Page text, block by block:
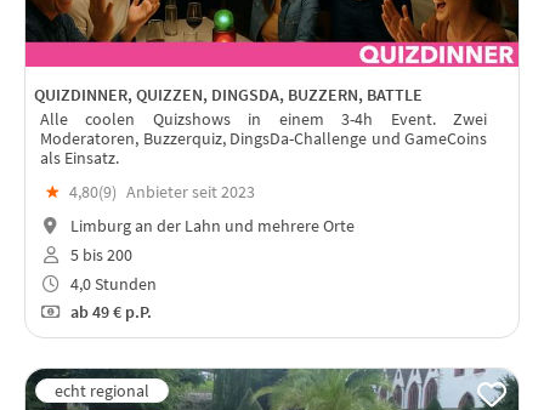
QUIZDINNER, QUIZZEN, DINGSDA, BUZZERN, BATTLE
Alle coolen Quizshows in einem 3-4h Event. Zwei
Moderatoren, Buzzerquiz, DingsDa-Challenge und GameCoins
als Einsatz.
★ 4,80(9) Anbieter seit 2023
Limburg an der Lahn und mehrere Orte
5 bis 200
4,0 Stunden
ab49 € p.P.